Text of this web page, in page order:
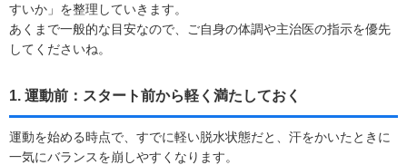
すいか」を整理していきます。
あくまで一般的な目安なので、ご自身の体調や主治医の指示を優先
してくださいね。
1. 運動前：スタート前から軽く満たしておく
運動を始める時点で、すでに軽い脱水状態だと、汗をかいたときに
一気にバランスを崩しやすくなります。